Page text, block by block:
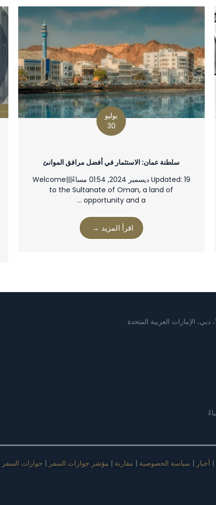
يوليو
30
سلطنة عمان: الاستثمار في أفضل مرافق الموانئ
Updated: 19 ديسمبر 2024, 01:54 مساءً|||Welcome
to the Sultanate of Oman, a land of
opportunity and a …
اقرأ المزيد →
| أخبار | سياسة الخصوصية | مقارنة | مؤشر جوازات السفر | جوازات السفر